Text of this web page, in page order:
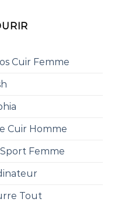
Cuir Femme
Cuir Homme
Femme
Tout